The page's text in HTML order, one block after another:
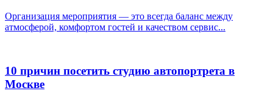
Организация мероприятия — это всегда баланс между
атмосферой, комфортом гостей и качеством сервис...
10 причин посетить студию автопортрета в
Москве